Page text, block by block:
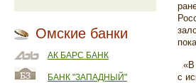
Омские банки
АК БАРС БАНК
БАНК "ЗАПАДНЫЙ"
«В
с